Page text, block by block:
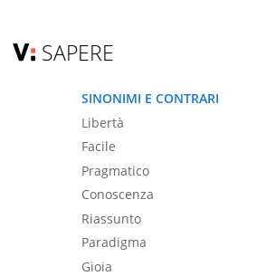
SAPERE
SINONIMI E CONTRARI
Libertà
Facile
Pragmatico
Conoscenza
Riassunto
Paradigma
Gioia